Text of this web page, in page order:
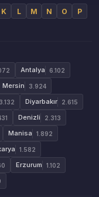
K L M N O
P
Antalya 6.102
Mersin 3.924
3.132 Diyarbakır 2.615
Denizli 2.313
Manisa 1.892
1.582
Erzurum 1.102